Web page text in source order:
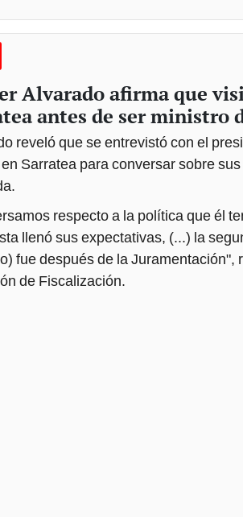
Alvarado afirma que
antes de ser ministro
reveló que se entrevistó con el
Sarratea para conversar sobre
respecto a la política que él
llenó sus expectativas, (...) la
fue después de la Juramentación",
de Fiscalización.